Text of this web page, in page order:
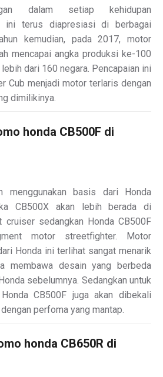
dalam setiap kehidupan
ini terus diapresiasi di berbagai
kemudian, pada 2017, motor
mencapai angka produksi ke-100
dari 160 negara. Pencapaian ini
Cub menjadi motor terlaris dengan
dimilikinya.
honda CB500F di
menggunakan basis dari Honda
CB500X akan lebih berada di
sedangkan Honda CB500F
motor streetfighter. Motor
Honda ini terlihat sangat menarik
membawa desain yang berbeda
sebelumnya. Sedangkan untuk
CB500F juga akan dibekali
perfoma yang mantap.
honda CB650R di